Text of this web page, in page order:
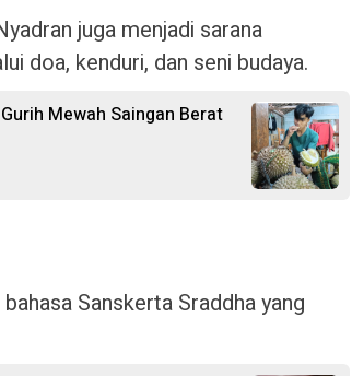
juga menjadi sarana
doa, kenduri, dan seni budaya.
Mewah Saingan Berat
Sanskerta Sraddha yang